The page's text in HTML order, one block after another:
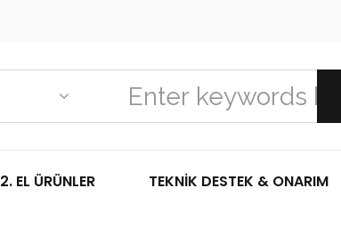
2. EL ÜRÜNLER TEKNIK DESTEK & ONARIM